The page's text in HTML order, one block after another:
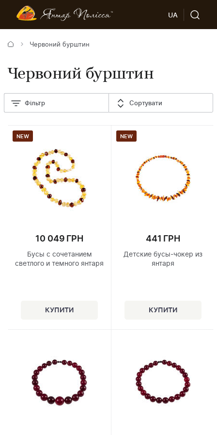
UA
Червоний бурштин
Червоний бурштин
Фільтр Сортувати
NEW
10 049 ГРН
Бусы с сочетанием
светлого и темного янтаря
NEW
441 ГРН
Детские бусы-чокер из
янтаря